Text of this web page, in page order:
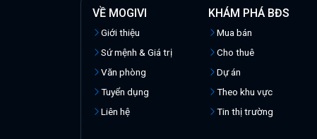
VỀ MOGIVI
Giới thiệu
Sứ mệnh & Giá trị
Văn phòng
Tuyển dụng
Liên hệ
KHÁM PHÁ BĐS
Mua bán
Cho thuê
Dự án
Theo khu vực
Tin thị trường